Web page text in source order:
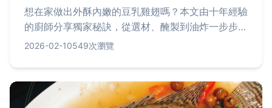
想在家做出外酥內嫩的豆乳雞翅嗎？本文由十年經驗
的廚師分享獨家秘訣，從選材、醃製到油炸一步步解
析，並嚴選台北五家人氣餐廳，提供地址、價格與營
2026-02-10549次瀏覽